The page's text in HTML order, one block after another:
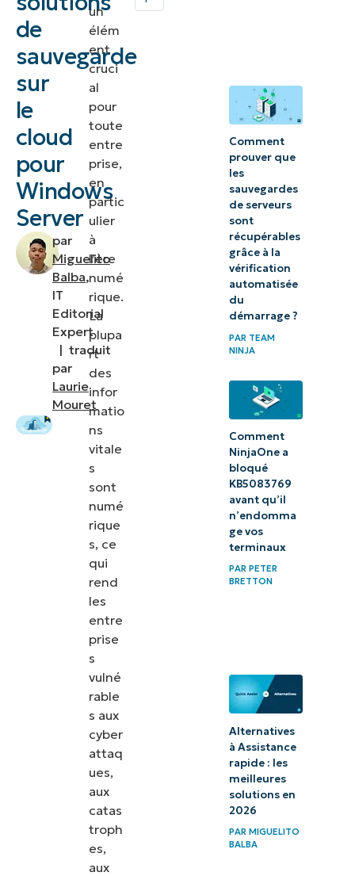
de
sauvegarde
sur
le
cloud
pour
Windows
Server
par
Miguelito
Balba,
IT
Editorial
Expert
| traduit
par
Laurie
Mouret
Server ?
rechercher
Windows
meilleurs
classement
un
élém
ent
cruci
al
pour
toute
entre
prise,
en
partic
ulier
à
l’ère
numé
rique.
La
plupa
rt
des
infor
matio
ns
vitale
s
sont
numé
rique
s, ce
qui
rend
les
entre
prise
s
vulné
rable
s aux
cyber
attaq
ues,
aux
catas
troph
es,
aux
Comment
prouver que
les
sauvegardes
de serveurs
sont
récupérables
grâce à la
vérification
automatisée
du
démarrage ?
PAR TEAM
NINJA
Comment
NinjaOne a
bloqué
KB5083769
avant qu’il
n’endomma
ge vos
terminaux
PARPETER
BRETTON
Alternatives
à Assistance
rapide : les
meilleures
solutions en
2026
PAR MIGUELITO
BALBA